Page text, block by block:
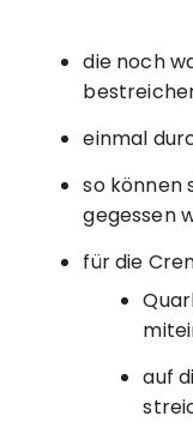
die noch
einmal
so können
gegessen
für die
auf